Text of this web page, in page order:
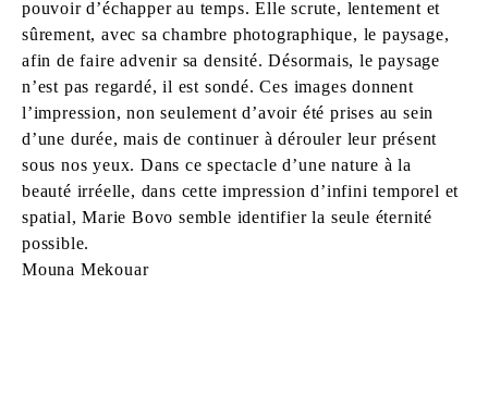
pouvoir d’échapper au temps. Elle scrute, lentement et
sûrement, avec sa chambre photographique, le paysage,
afin de faire advenir sa densité. Désormais, le paysage
n’est pas regardé, il est sondé. Ces images donnent
l’impression, non seulement d’avoir été prises au sein
d’une durée, mais de continuer à dérouler leur présent
sous nos yeux. Dans ce spectacle d’une nature à la
beauté irréelle, dans cette impression d’infini temporel et
spatial, Marie Bovo semble identifier la seule éternité
possible.
Mouna Mekouar